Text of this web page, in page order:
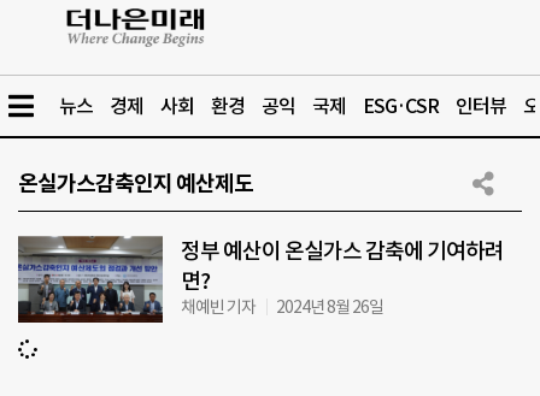
뉴스 경제 사회 환경 공익 국제 ESG·CSR 인터뷰
온실가스감축인지 예산제도
정부 예산이 온실가스 감축에 기여하려
면?
채예빈 기자 2024년 8월 26일